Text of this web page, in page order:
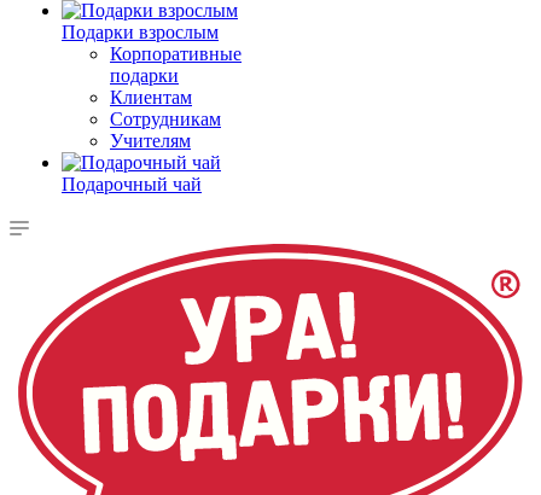
Подарки взрослым
Корпоративные
подарки
Клиентам
Сотрудникам
Учителям
Подарочный чай